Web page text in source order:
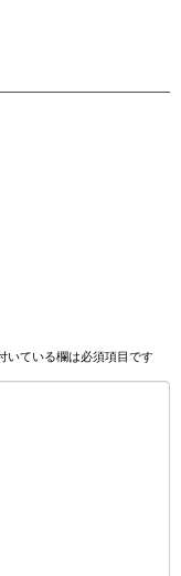
いている欄は必須項目です